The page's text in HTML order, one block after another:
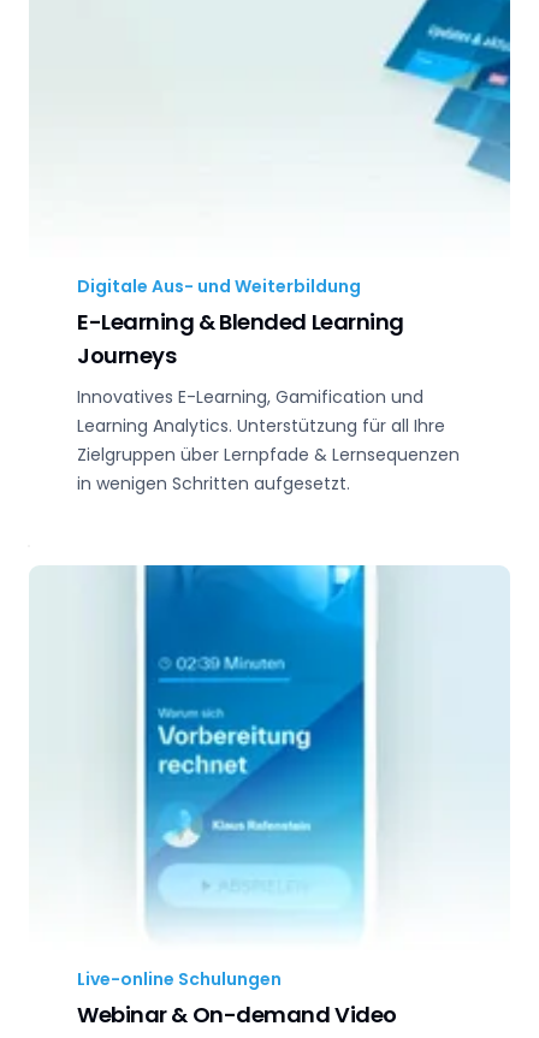
Digitale Aus- und Weiterbildung
E-Learning & Blended Learning
Journeys
Innovatives E-Learning, Gamification und
Learning Analytics. Unterstützung für all Ihre
Zielgruppen über Lernpfade & Lernsequenzen
in wenigen Schritten aufgesetzt.
Live-online Schulungen
Webinar & On-demand Video